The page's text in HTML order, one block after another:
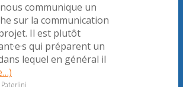
communique un
sur la communication
Il est plutôt
qui préparent un
lequel en général il